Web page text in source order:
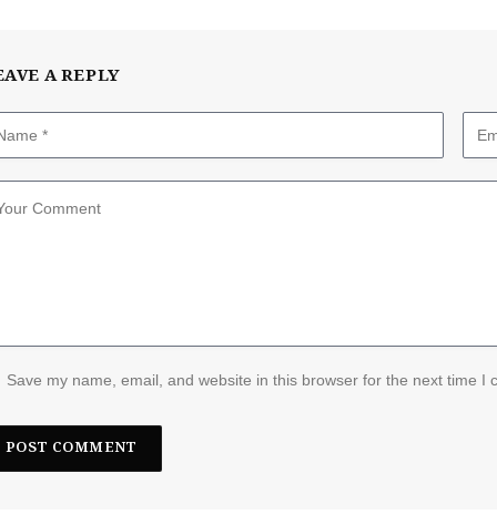
A REPLY
Save my name, email, and website in this browser for the next time I